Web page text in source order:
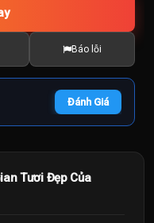
Báo lỗi
Đánh Giá
Tươi Đẹp Của